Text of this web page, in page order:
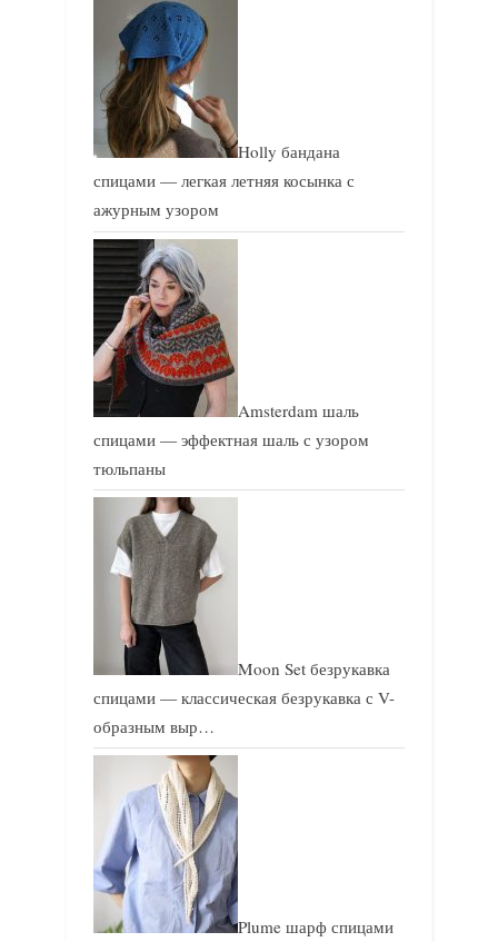
Holly бандана
спицами — легкая летняя косынка с
ажурным узором
Amsterdam шаль
спицами — эффектная шаль с узором
тюльпаны
Moon Set безрукавка
спицами — классическая безрукавка с V-
образным выр…
Plume шарф спицами